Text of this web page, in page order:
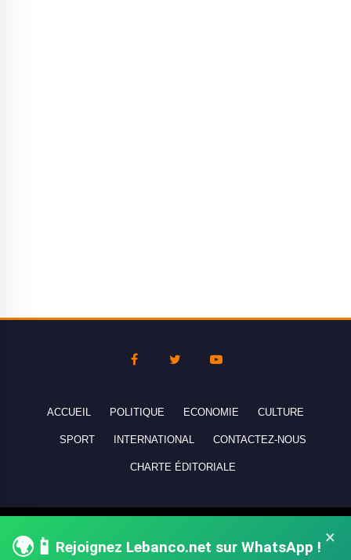
×
🌍📱 Rejoignez Lebanco.net sur WhatsApp !
ACCUEIL POLITIQUE ECONOMIE CULTURE
SPORT INTERNATIONAL CONTACTEZ-NOUS
CHARTE ÉDITORIALE
réservés - All rights reserved.